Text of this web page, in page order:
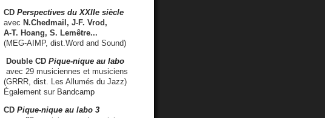
CD Perspectives du XXIIe siècle
avec N.Chedmail, J-F. Vrod,
A-T. Hoang, S. Lemêtre...
(MEG-AIMP, dist.Word and Sound)
Double CD Pique-nique au labo
avec 29 musiciennes et musiciens
(GRRR, dist. Les Allumés du Jazz)
Également sur Bandcamp
CD Pique-nique au labo 3